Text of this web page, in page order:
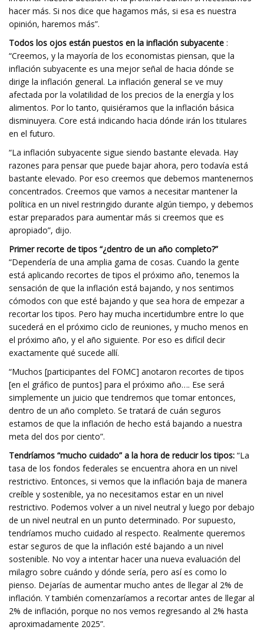
hacer más. Si nos dice que hagamos más, si esa es nuestra
opinión, haremos más”.
Todos los ojos están puestos en la inflación subyacente :
“Creemos, y la mayoría de los economistas piensan, que la
inflación subyacente es una mejor señal de hacia dónde se
dirige la inflación general. La inflación general se ve muy
afectada por la volatilidad de los precios de la energía y los
alimentos. Por lo tanto, quisiéramos que la inflación básica
disminuyera. Core está indicando hacia dónde irán los titulares
en el futuro.
“La inflación subyacente sigue siendo bastante elevada. Hay
razones para pensar que puede bajar ahora, pero todavía está
bastante elevado. Por eso creemos que debemos mantenernos
concentrados. Creemos que vamos a necesitar mantener la
política en un nivel restringido durante algún tiempo, y debemos
estar preparados para aumentar más si creemos que es
apropiado”, dijo.
Primer recorte de tipos “¿dentro de un año completo?”
“Dependería de una amplia gama de cosas. Cuando la gente
está aplicando recortes de tipos el próximo año, tenemos la
sensación de que la inflación está bajando, y nos sentimos
cómodos con que esté bajando y que sea hora de empezar a
recortar los tipos. Pero hay mucha incertidumbre entre lo que
sucederá en el próximo ciclo de reuniones, y mucho menos en
el próximo año, y el año siguiente. Por eso es difícil decir
exactamente qué sucede allí.
“Muchos [participantes del FOMC] anotaron recortes de tipos
[en el gráfico de puntos] para el próximo año…. Ese será
simplemente un juicio que tendremos que tomar entonces,
dentro de un año completo. Se tratará de cuán seguros
estamos de que la inflación de hecho está bajando a nuestra
meta del dos por ciento”.
Tendríamos “mucho cuidado” a la hora de reducir los tipos: “La
tasa de los fondos federales se encuentra ahora en un nivel
restrictivo. Entonces, si vemos que la inflación baja de manera
creíble y sostenible, ya no necesitamos estar en un nivel
restrictivo. Podemos volver a un nivel neutral y luego por debajo
de un nivel neutral en un punto determinado. Por supuesto,
tendríamos mucho cuidado al respecto. Realmente queremos
estar seguros de que la inflación esté bajando a un nivel
sostenible. No voy a intentar hacer una nueva evaluación del
milagro sobre cuándo y dónde sería, pero así es como lo
pienso. Dejarías de aumentar mucho antes de llegar al 2% de
inflación. Y también comenzaríamos a recortar antes de llegar al
2% de inflación, porque no nos vemos regresando al 2% hasta
aproximadamente 2025”.